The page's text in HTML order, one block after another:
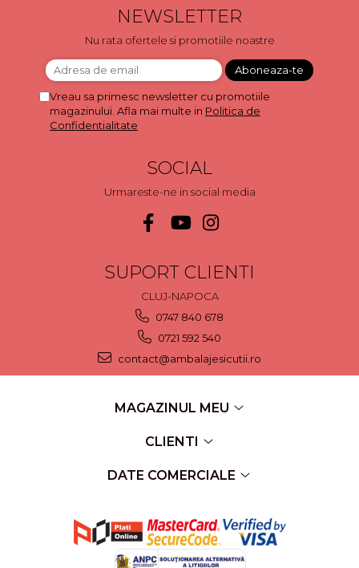
NEWSLETTER
Nu rata ofertele si promotiile noastre
Vreau sa primesc newsletter cu promotiile
magazinului. Afla mai multe in Politica de
Confidentialitate
SOCIAL
Urmareste-ne in social media
SUPORT CLIENTI
CLUJ-NAPOCA
0747 840 678
0721 592 540
contact@ambalajesicutii.ro
MAGAZINUL MEU
CLIENTI
DATE COMERCIALE